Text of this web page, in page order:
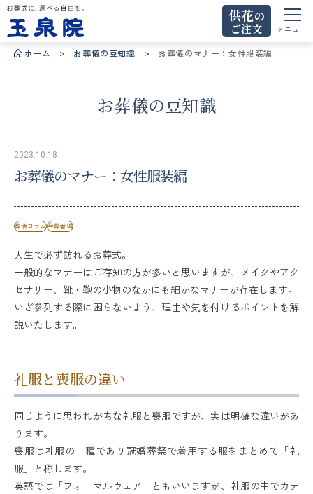
お葬式に、選べる自由を。玉泉院
供花の
ご注文
メニュー
ホーム お葬儀の豆知識 お葬儀のマナー：女性服装編
お葬儀の豆知識
2023.10.18
お葬儀のマナー：女性服装編
葬儀コラム会葬者編
人生で必ず訪れるお葬式。
一般的なマナーはご存知の方が多いと思いますが、メイクやアク
セサリー、靴・鞄の小物のなかにも細かなマナーが存在します。
いざ参列する際に困らないよう、理由や気を付けるポイントを解
説いたします。
礼服と喪服の違い
同じように思われがちな礼服と喪服ですが、実は明確な違いがあ
ります。
喪服は礼服の一種であり冠婚葬祭で着用する服をまとめて「礼
服」と称します。
英語では「フォーマルウェア」ともいいますが、礼服の中でカテ